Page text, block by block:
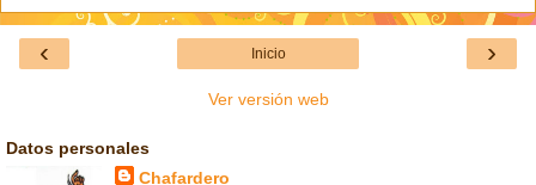
‹ ›
Inicio
Ver versión web
Datos personales
Chafardero